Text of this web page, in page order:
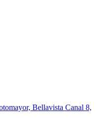
Bellavista Canal 8,